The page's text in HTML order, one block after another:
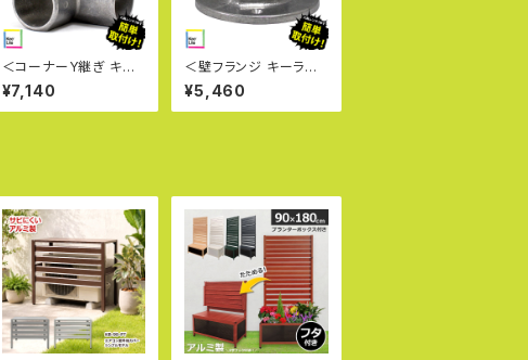
＜コーナーY継ぎ キー
ライト Kee Lite L20-
8＞英国キークランプ社
製 キー・ライト 単管パ
¥7,140
＜壁フランジ キーライト
Kee Lite L61-8＞英
国キークランプ社製 キ
ー・ライト 単管パイプジ
¥5,460